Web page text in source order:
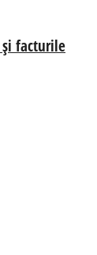
și facturile